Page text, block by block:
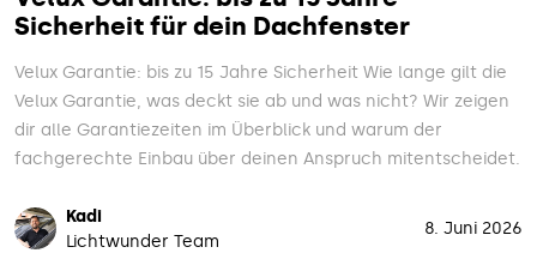
Sicherheit für dein Dachfenster
Velux Garantie: bis zu 15 Jahre Sicherheit Wie lange gilt die
Velux Garantie, was deckt sie ab und was nicht? Wir zeigen
dir alle Garantiezeiten im Überblick und warum der
fachgerechte Einbau über deinen Anspruch mitentscheidet.
Kadi
Lichtwunder Team
8. Juni 2026